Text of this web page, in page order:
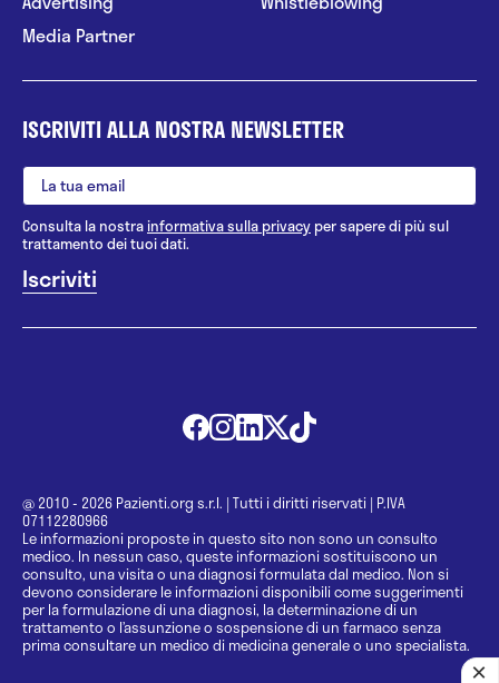
Media Partner
ISCRIVITI ALLA NOSTRA NEWSLETTER
Consulta la nostrainformativa sulla privacy per sapere di più sul
trattamento dei tuoi dati.
@ 2010 - 2026 Pazienti.org s.r.l. | Tutti i diritti riservati | P.IVA
07112280966
Le informazioni proposte in questo sito non sono un consulto
medico. In nessun caso, queste informazioni sostituiscono un
consulto, una visita o una diagnosi formulata dal medico. Non si
devono considerare le informazioni disponibili come suggerimenti
per la formulazione di una diagnosi, la determinazione di un
trattamento o l’assunzione o sospensione di un farmaco senza
prima consultare un medico di medicina generale o uno specialista.